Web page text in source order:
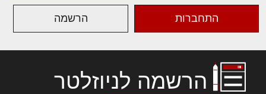
התחברות הרשמה
הרשמה לניוזלטר